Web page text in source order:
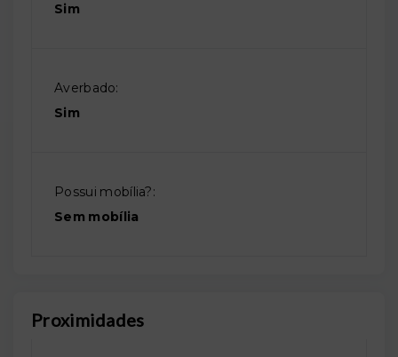
Sim
Averbado:
Sim
Possui mobília?:
Sem mobília
Proximidades